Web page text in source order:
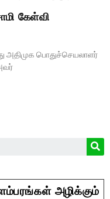
கேள்வி
அதிமுக பொதுச்செயலாளர்
அழிக்கும்